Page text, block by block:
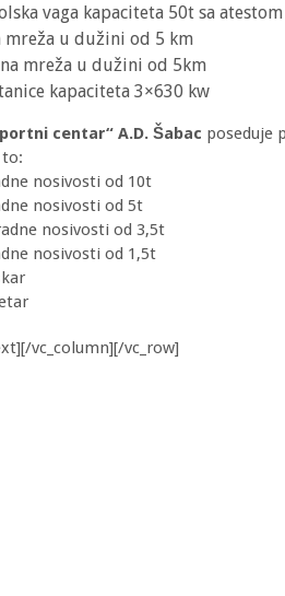
vaga kapaciteta 50t sa atestom
mreža u dužini od 5 km
mreža u dužini od 5km
kapaciteta 3×630 kw
centar“ A.D. Šabac poseduje
nosivosti od 10t
nosivosti od 5t
nosivosti od 3,5t
nosivosti od 1,5t
vc_column][/vc_row]